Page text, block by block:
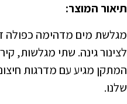
תיאור המוצר:
מגלשת מים מדהימה כפולה
לצינור גינה. שתי מגלשות,
המתקן מגיע עם מדרגות
שלנו.